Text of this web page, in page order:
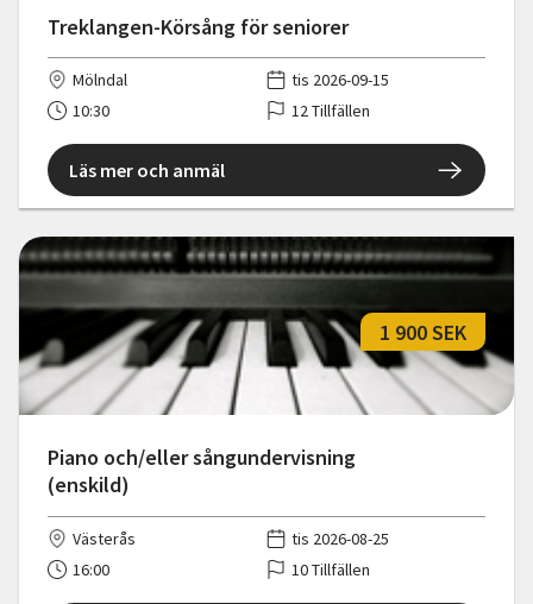
Treklangen-Körsång för seniorer
Mölndal
tis 2026-09-15
10:30
12 Tillfällen
Läs mer och anmäl
Piano och/eller sångundervisning
(enskild)
1 900 SEK
Västerås
tis 2026-08-25
16:00
10 Tillfällen